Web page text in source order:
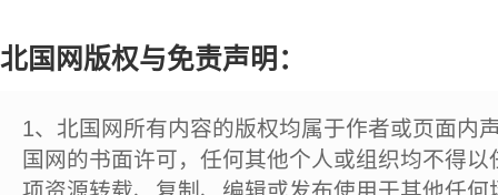
北国网版权与免责声明：
1、北国网所有内容的版权均属于作者或页面内
国网的书面许可，任何其他个人或组织均不得